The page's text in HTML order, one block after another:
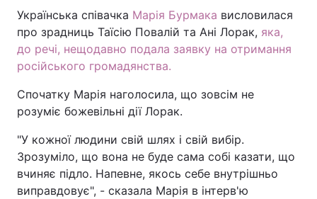
Українська співачка Марія Бурмака висловилася
про зрадниць Таїсію Повалій та Ані Лорак, яка,
до речі, нещодавно подала заявку на отримання
російського громадянства.
Спочатку Марія наголосила, що зовсім не
розуміє божевільні дії Лорак.
"У кожної людини свій шлях і свій вибір.
Зрозуміло, що вона не буде сама собі казати, що
вчиняє підло. Напевне, якось себе внутрішньо
виправдовує", - сказала Марія в інтерв'ю